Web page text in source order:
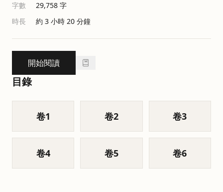
字數
29,758 字
時長
約 3 小時 20 分鐘
開始閱讀
目錄
卷1 卷2 卷3
卷4 卷5 卷6